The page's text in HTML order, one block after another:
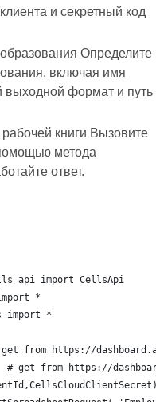
и секретный код
Определите
включая имя
формат и путь
книги Вызовите
метода
ответ.
import CellsApi
*
import *
from https://
get from https://